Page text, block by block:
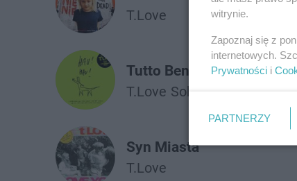
T.Love
Tutto Bene
T.Love Sokół
Syn Miasta
T.Love
witrynie.
Zapoznaj się z
internetowych.
Prywatności i
PARTNERZY